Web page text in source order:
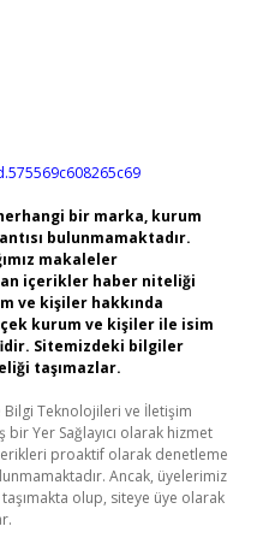
bir marka, kurum
bulunmamaktadır.
makaleler
içerikler haber niteliği
ve kişiler hakkında
kurum ve kişiler ile isim
Sitemizdeki bilgiler
taşımazlar.
Bilgi Teknolojileri ve İletişim
bir Yer Sağlayıcı olarak hizmet
proaktif olarak denetleme
Ancak, üyelerimiz
olup, siteye üye olarak